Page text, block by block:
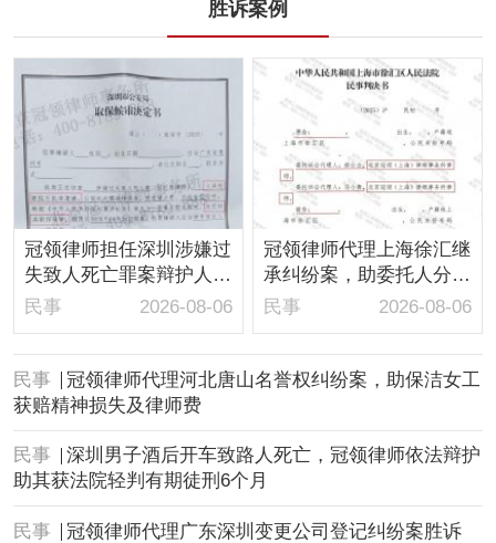
胜诉案例
冠领律师担任深圳涉嫌过
失致人死亡罪案辩护人，
依法辩护助嫌疑人取保候
民事 2026-08-06
冠领律师代理上海徐汇继
承纠纷案，助委托人分得
房屋1/10继承份额
民事 2026-08-06
民事
冠领律师代理河北唐山名誉权纠纷案，助保洁女工
获赔精神损失及律师费
民事
深圳男子酒后开车致路人死亡，冠领律师依法辩护
助其获法院轻判有期徒刑6个月
民事 冠领律师代理广东深圳变更公司登记纠纷案胜诉